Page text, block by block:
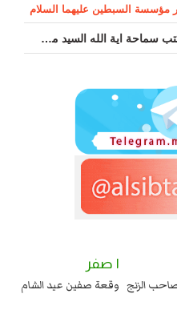
مؤسسة السبطين عليهما السلام
تقرير مصوّر - موكب عزاء مکتب سماحة اية الله السيد مرتضى الموسوي الاصفهاني في يوم إستشهاد السيدة فاطم...
عليهما السلام قتل صاحب الزنج